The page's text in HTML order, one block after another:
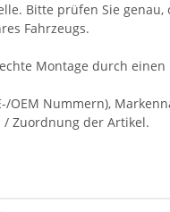
Bitte prüfen Sie
Fahrzeugs.
Montage durch
OEM Nummern),
Zuordnung der Artikel.